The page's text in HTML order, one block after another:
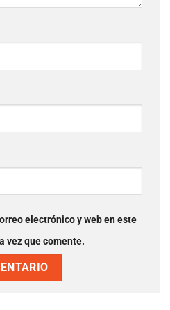
electrónico y web en este
vez que comente.